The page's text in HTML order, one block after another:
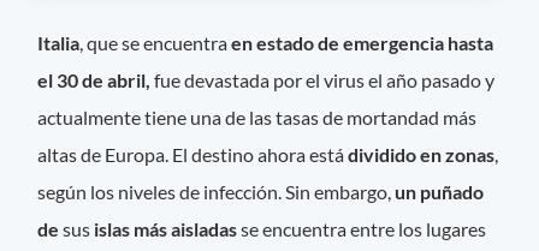
Italia, que se encuentraen estado de emergencia hasta
el 30 de abril, fue devastada por el virus el año pasado y
actualmente tiene una de las tasas de mortandad más
altas de Europa. El destino ahora estádividido en zonas,
según los niveles de infección. Sin embargo, un puñado
de sus islas más aisladasse encuentra entre los lugares